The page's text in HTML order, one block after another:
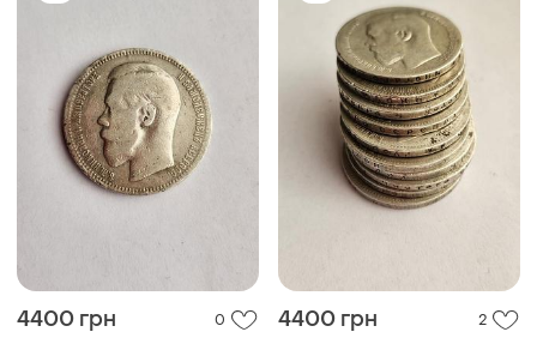
4400 грн 0 4400 грн 2